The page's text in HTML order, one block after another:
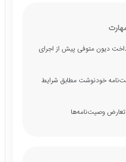
دیون متوفی پیش از اجرای
خودنوشت مطابق شرایط
وصیت‌نامه‌ها